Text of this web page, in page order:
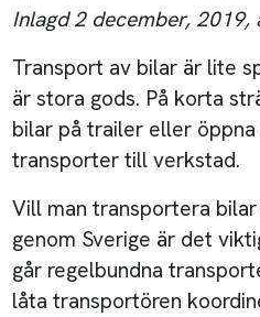
Inlagd 2 december, 2019,
Transport av bilar är lite
är stora gods. På korta
bilar på trailer eller
transporter till verkstad.
Vill man transportera
genom Sverige är det
går regelbundna
låta transportören